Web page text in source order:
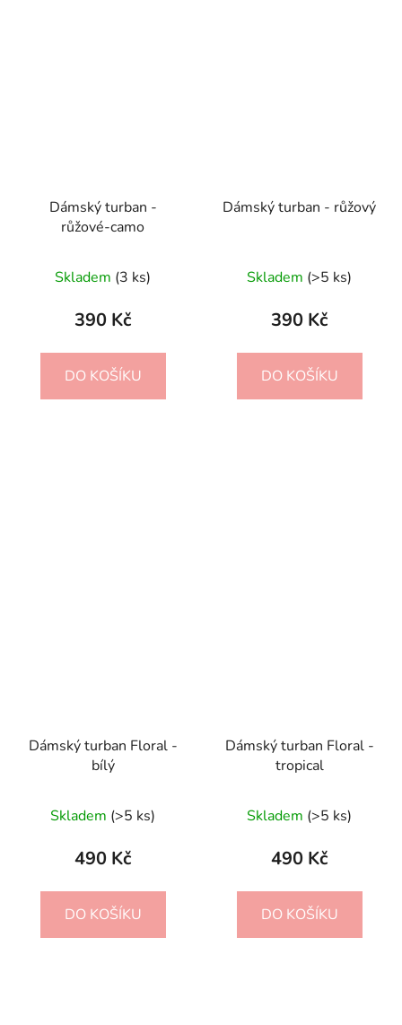
Dámský turban -
růžové-camo
hodnocení
produktu
4,0
z
Skladem (3 ks)
390 Kč
DO KOŠÍKU
Dámský turban - růžový
Skladem (>5 ks)
390 Kč
DO KOŠÍKU
Dámský turban Floral -
bílý
Skladem (>5 ks)
490 Kč
DO KOŠÍKU
Dámský turban Floral -
tropical
Skladem (>5 ks)
490 Kč
DO KOŠÍKU